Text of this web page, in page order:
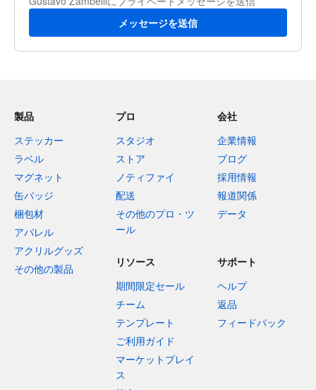
メッセージを送信
製品
ステッカー
ラベル
マグネット
缶バッジ
梱包材
アパレル
アクリルグッズ
その他の製品
プロ
スタジオ
ストア
ノティファイ
配送
その他のプロ・ツ
ール
会社
企業情報
ブログ
採用情報
報道関係
データ
リソース
期間限定セール
チーム
テンプレート
ご利用ガイド
マーケットプレイ
ス
サポート
ヘルプ
返品
フィードバック